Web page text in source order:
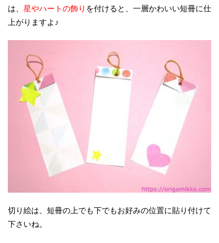
は、 星やハートの飾り を付けると、一層かわいい短冊に仕
上がりますよ♪
切り絵は、短冊の上でも下でもお好みの位置に貼り付けて
下さいね。